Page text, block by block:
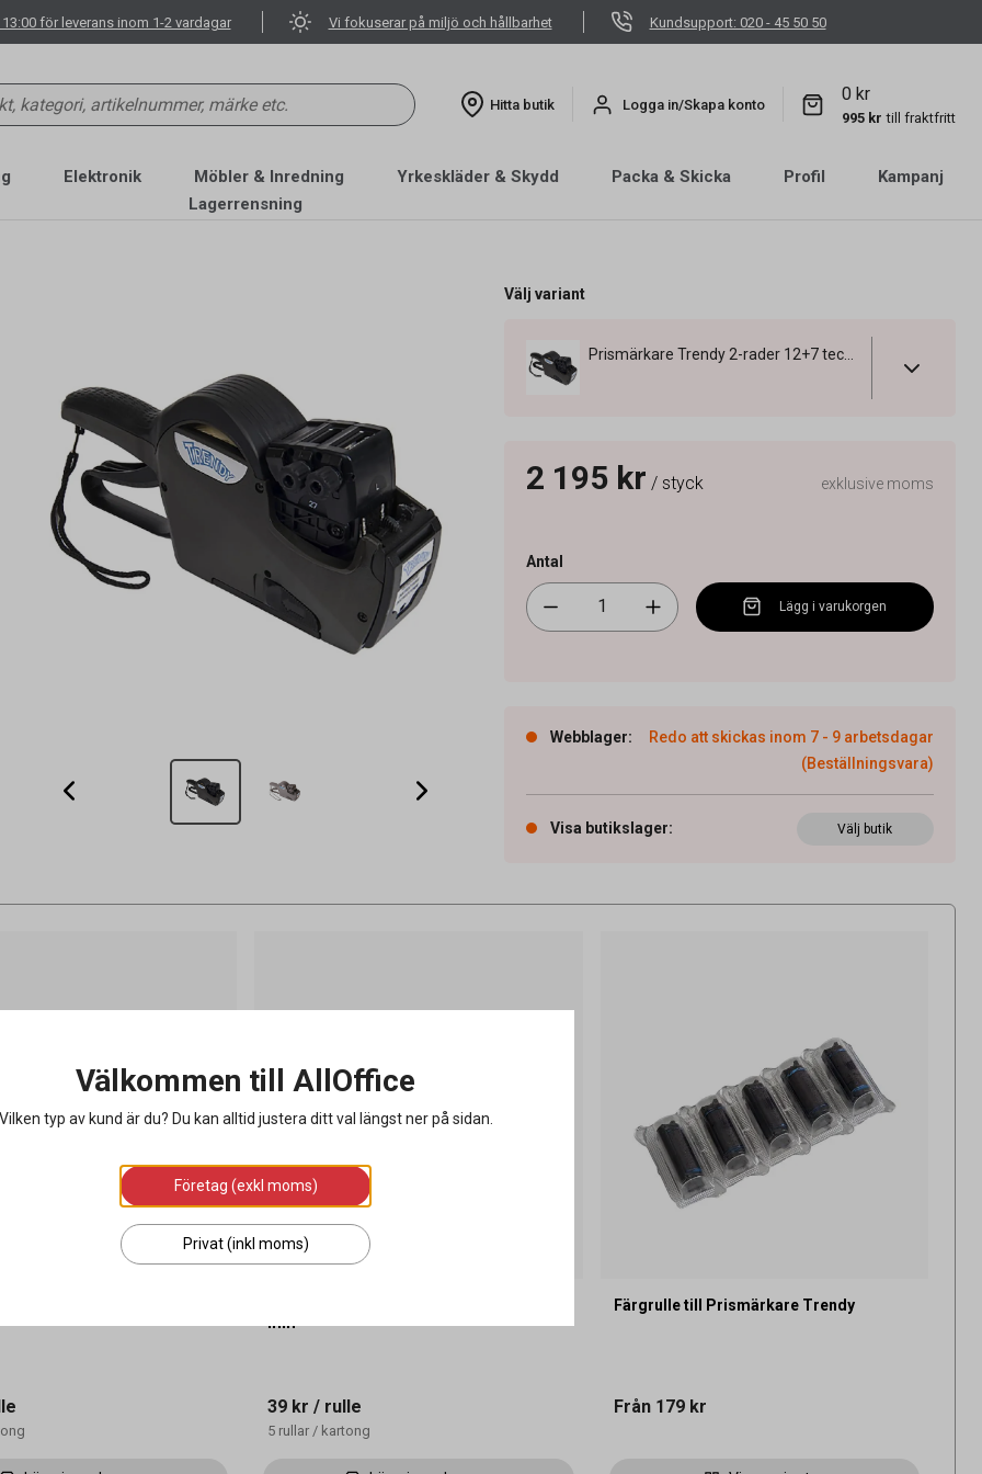
för leverans inom 1-2 vardagar Vi fokuserar på miljö och hållbarhet Kundsupport: 020 - 45 50 50
Hitta butik Logga in/Skapa konto
0 kr
995 kr till fraktfritt
Elektronik Möbler & Inredning Yrkeskläder & Skydd Packa & Skicka Profil
Kampanj
Lagerrensning
Välj variant
Prismärkare Trendy 2-rader 12+7 tecken 32x19mm
2 195 kr / styck exklusive moms
Antal
Lägg i varukorgen
Webblager:
Redo att skickas inom 7 - 9 arbetsdagar
(Beställningsvara)
Visa butikslager: Välj butik
mm
39 kr / rulle
5 rullar / kartong
Färgrulle till Prismärkare Trendy
Från 179 kr
Välkommen till AllOffice
Vilken typ av kund är du? Du kan alltid justera ditt val längst ner på sidan.
Företag (exkl moms)
Privat (inkl moms)